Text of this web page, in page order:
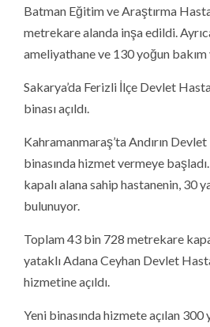
Batman Eğitim ve Araştırma
metrekare alanda inşa edildi.
ameliyathane ve 130 yoğun bakım
Sakarya’da Ferizli İlçe Devlet
binası açıldı.
Kahramanmaraş’ta Andırın
binasında hizmet vermeye
kapalı alana sahip hastanenin, 30
bulunuyor.
Toplam 43 bin 728 metrekare
yataklı Adana Ceyhan Devlet
hizmetine açıldı.
Yeni binasında hizmete açılan 300